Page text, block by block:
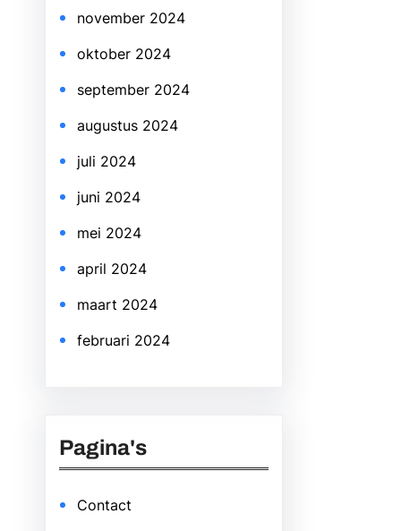
november 2024
oktober 2024
september 2024
augustus 2024
juli 2024
juni 2024
mei 2024
april 2024
maart 2024
februari 2024
Pagina's
Contact